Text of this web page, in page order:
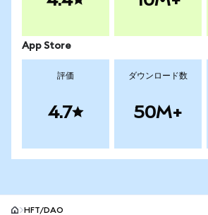
App Store
評価
4.7
ダウンロード数
50M+
HFT/DAO